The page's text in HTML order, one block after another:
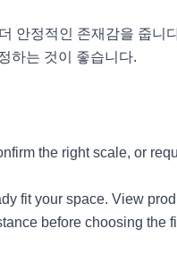
안정적인 존재감을 줍니
하는 것이 좋습니다.
the right scale, or
fit your space. View
before choosing the